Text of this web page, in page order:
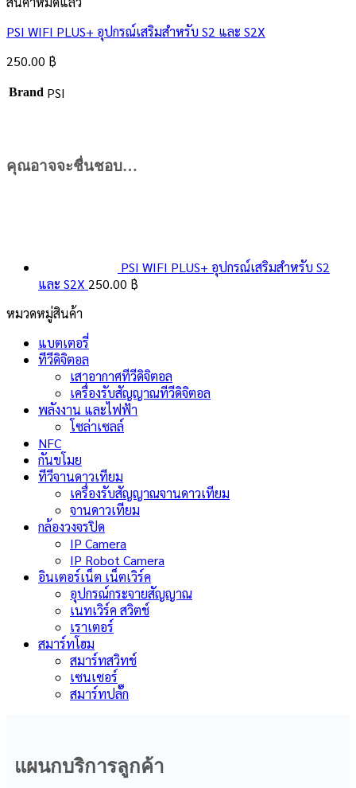
PSI WIFI PLUS+ อุปกรณ์เสริมสำหรับ S2 และ S2X
250.00 ฿
Brand PSI
คุณอาจจะชื่นชอบ…
PSI WIFI PLUS+ อุปกรณ์เสริมสำหรับ S2
และ S2X 250.00 ฿
หมวดหมู่สินค้า
แบตเตอรี่
ทีวีดิจิตอล
เสาอากาศทีวีดิจิตอล
เครื่องรับสัญญาณทีวีดิจิตอล
พลังงาน และไฟฟ้า
โซล่าเซลล์
NFC
กันขโมย
ทีวีจานดาวเทียม
เครื่องรับสัญญาณจานดาวเทียม
จานดาวเทียม
กล้องวงจรปิด
IP Camera
IP Robot Camera
อินเตอร์เน็ต เน็ตเวิร์ค
อุปกรณ์กระจายสัญญาณ
เนทเวิร์ค สวิตช์
เราเตอร์
สมาร์ทโฮม
สมาร์ทสวิทช์
เซนเซอร์
สมาร์ทปลั๊ก
แผนกบริการลูกค้า